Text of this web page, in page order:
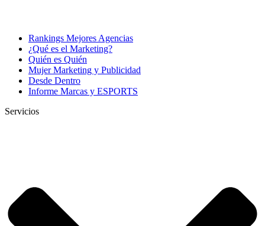
Rankings Mejores Agencias
¿Qué es el Marketing?
Quién es Quién
Mujer Marketing y Publicidad
Desde Dentro
Informe Marcas y ESPORTS
Servicios